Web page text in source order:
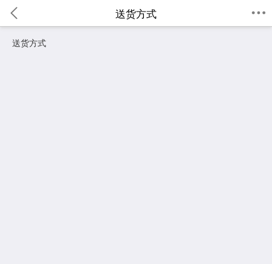
送货方式
送货方式